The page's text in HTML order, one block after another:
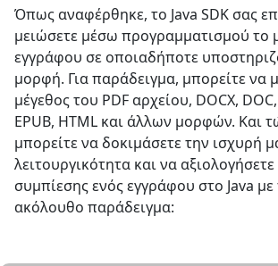
Όπως αναφέρθηκε, το Java SDK σας
μειώσετε μέσω προγραμματισμού το
εγγράφου σε οποιαδήποτε
μορφή. Για παράδειγμα, μπορείτε να
μέγεθος του PDF αρχείου, DOCX, DOC,
EPUB, HTML και άλλων μορφών. Και
μπορείτε να δοκιμάσετε την ισχυρή
λειτουργικότητα και να
συμπίεσης ενός εγγράφου στο Java με
ακόλουθο παράδειγμα: